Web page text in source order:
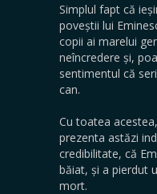
Simplul fapt că
poveștii lui
copii ai marelui
neîncredere și,
sentimentul că
can.
Cu toatea
prezenta astăzi
credibilitate, că
băiat, și a pierdut
mort.